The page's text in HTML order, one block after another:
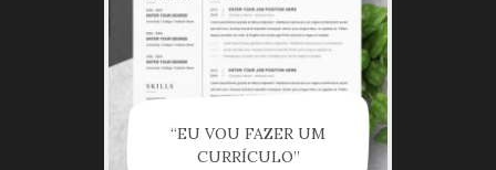
“EU VOU FAZER UM
CURRÍCULO”